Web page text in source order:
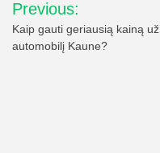
tarp
Previous:
Kaip gauti geriausią kainą už
automobilį Kaune?